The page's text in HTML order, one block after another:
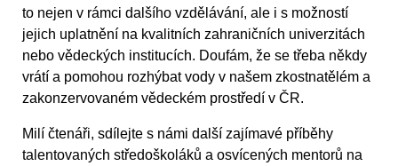
to nejen v rámci dalšího vzdělávání, ale i s možností
jejich uplatnění na kvalitních zahraničních univerzitách
nebo vědeckých institucích. Doufám, že se třeba někdy
vrátí a pomohou rozhýbat vody v našem zkostnatělém a
zakonzervovaném vědeckém prostředí v ČR.
Milí čtenáři, sdílejte s námi další zajímavé příběhy
talentovaných středoškoláků a osvícených mentorů na